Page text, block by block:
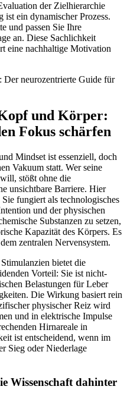
der Zielhierarchie
ein dynamischer Prozess.
und passen Sie Ihre
an. Diese Sachlichkeit
eine nachhaltige Motivation
und Körper:
Fokus schärfen
Mindset ist essenziell, doch
Vakuum statt. Wer seine
will, stößt ohne die
unsichtbare Barriere. Hier
fungiert als technologisches
und der physischen
Substanzen zu setzen,
Kapazität des Körpers. Es
zentralen Nervensystem.
bietet die
Vorteil: Sie ist nicht-
Belastungen für Leber
Die Wirkung basiert rein
physischer Reiz wird
und in elektrische Impulse
Hirnareale in
ist entscheidend, wenn im
Sieg oder Niederlage
Wissenschaft dahinter